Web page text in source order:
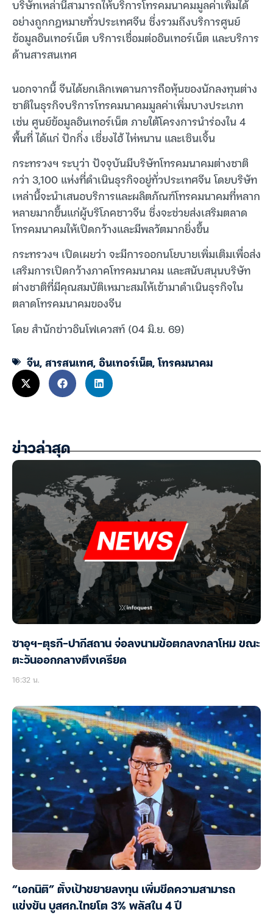
บริษัทเหล่านี้สามารถให้บริการโทรคมนาคมมูลค่าเพิ่มได้
อย่างถูกกฎหมายทั่วประเทศจีน ซึ่งรวมถึงบริการศูนย์
ข้อมูลอินเทอร์เน็ต บริการเชื่อมต่ออินเทอร์เน็ต และบริการ
ด้านสารสนเทศ
นอกจากนี้ จีนได้ยกเลิกเพดานการถือหุ้นของนักลงทุนต่าง
ชาติในธุรกิจบริการโทรคมนาคมมูลค่าเพิ่มบางประเภท
เช่น ศูนย์ข้อมูลอินเทอร์เน็ต ภายใต้โครงการนำร่องใน 4
พื้นที่ ได้แก่ ปักกิ่ง เซี่ยงไฮ้ ไห่หนาน และเซินเจิ้น
กระทรวงฯ ระบุว่า ปัจจุบันมีบริษัทโทรคมนาคมต่างชาติ
กว่า 3,100 แห่งที่ดำเนินธุรกิจอยู่ทั่วประเทศจีน โดยบริษัท
เหล่านี้จะนำเสนอบริการและผลิตภัณฑ์โทรคมนาคมที่หลาก
หลายมากขึ้นแก่ผู้บริโภคชาวจีน ซึ่งจะช่วยส่งเสริมตลาด
โทรคมนาคมให้เปิดกว้างและมีพลวัตมากยิ่งขึ้น
กระทรวงฯ เปิดเผยว่า จะมีการออกนโยบายเพิ่มเติมเพื่อส่ง
เสริมการเปิดกว้างภาคโทรคมนาคม และสนับสนุนบริษัท
ต่างชาติที่มีคุณสมบัติเหมาะสมให้เข้ามาดำเนินธุรกิจใน
ตลาดโทรคมนาคมของจีน
โดย สำนักข่าวอินโฟเควสท์ (04 มิ.ย. 69)
จีน,สารสนเทศ,อินเทอร์เน็ต,โทรคมนาคม
ข่าวล่าสุด
ซาอุฯ-ตุรกี-ปากีสถาน จ่อลงนามข้อตกลงกลาโหม ขณะ
ตะวันออกกลางตึงเครียด
16:32 น.
“เอกนิติ” ตั้งเป้าขยายลงทุน เพิ่มขีดความสามารถ
แข่งขัน บูสศก.ไทยโต 3% พลัสใน 4 ปี